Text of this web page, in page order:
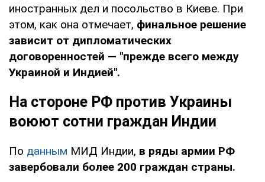
иностранных дел и посольство в Киеве. При
этом, как она отмечает, финальное решение
зависит от дипломатических
договоренностей — "прежде всего между
Украиной и Индией".
На стороне РФ против Украины
воюют сотни граждан Индии
По данным МИД Индии, в ряды армии РФ
завербовали более 200 граждан страны.